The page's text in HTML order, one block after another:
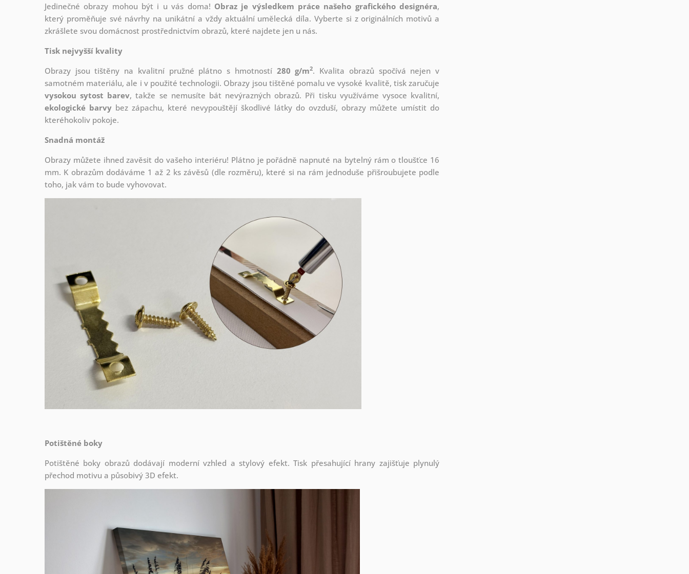
Jedinečné obrazy mohou být i u vás doma! Obraz je výsledkem práce našeho grafického designéra,
který proměňuje své návrhy na unikátní a vždy aktuální umělecká díla. Vyberte si z originálních motivů a
zkrášlete svou domácnost prostřednictvím obrazů, které najdete jen u nás.
Tisk nejvyšší kvality
Obrazy jsou tištěny na kvalitní pružné plátno s hmotností 280 g/m2. Kvalita obrazů spočívá nejen v
samotném materiálu, ale i v použité technologii. Obrazy jsou tištěné pomalu ve vysoké kvalitě, tisk zaručuje
vysokou sytost barev, takže se nemusíte bát nevýrazných obrazů. Při tisku využíváme vysoce kvalitní,
ekologické barvy bez zápachu, které nevypouštějí škodlivé látky do ovzduší, obrazy můžete umístit do
kteréhokoliv pokoje.
Snadná montáž
Obrazy můžete ihned zavěsit do vašeho interiéru! Plátno je pořádně napnuté na bytelný rám o tloušťce 16
mm. K obrazům dodáváme 1 až 2 ks závěsů (dle rozměru), které si na rám jednoduše přišroubujete podle
toho, jak vám to bude vyhovovat.
Potištěné boky
Potištěné boky obrazů dodávají moderní vzhled a stylový efekt. Tisk přesahující hrany zajišťuje plynulý
přechod motivu a působivý 3D efekt.